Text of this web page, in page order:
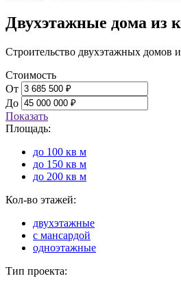
Двухэтажные дома из
Строительство двухэтажных домов
Стоимость
От
До
Показать
Площадь:
до 100 кв м
до 150 кв м
до 200 кв м
Кол-во этажей:
двухэтажные
с мансардой
одноэтажные
Тип проекта: